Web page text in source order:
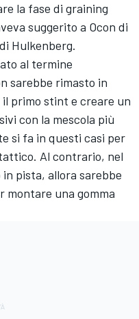
la fase di graining
suggerito a Ocon di
Hulkenberg.
al termine
sarebbe rimasto in
primo stint e creare un
con la mescola più
si fa in questi casi per
Al contrario, nel
pista, allora sarebbe
una gomma